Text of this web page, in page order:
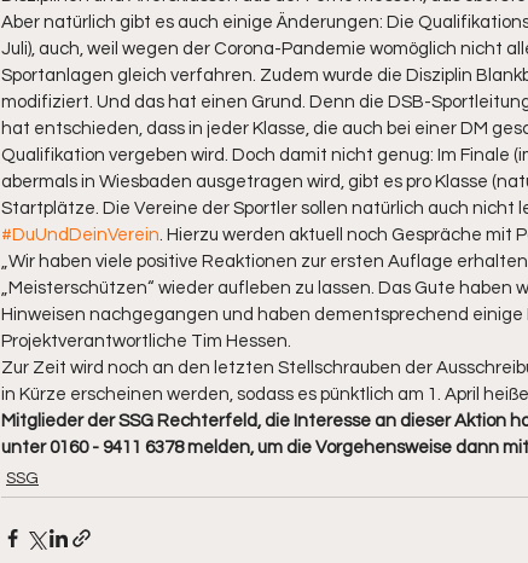
Aber natürlich gibt es auch einige Änderungen: Die
Juli), auch, weil wegen der Corona-Pandemie womöglich nicht
Sportanlagen gleich verfahren. Zudem wurde die Disziplin
modifiziert. Und das hat einen Grund. Denn die DSB-
hat entschieden, dass in jeder Klasse, die auch bei einer DM
Qualifikation vergeben wird. Doch damit nicht genug: Im Finale
abermals in Wiesbaden ausgetragen wird, gibt es pro Klasse
Startplätze. Die Vereine der Sportler sollen natürlich auch nicht
#DuUndDeinVerein. Hierzu werden aktuell noch Gespräche mit
„Wir haben viele positive Reaktionen zur ersten Auflage
„Meisterschützen“ wieder aufleben zu lassen. Das Gute haben
Hinweisen nachgegangen und haben dementsprechend einige
Projektverantwortliche Tim Hessen.
Zur Zeit wird noch an den letzten Stellschrauben der
in Kürze erscheinen werden, sodass es pünktlich am 1. April
Mitglieder der SSG Rechterfeld, die Interesse an dieser Aktion
unter 0160 - 9411 6378 melden, um die Vorgehensweise dann
SSG